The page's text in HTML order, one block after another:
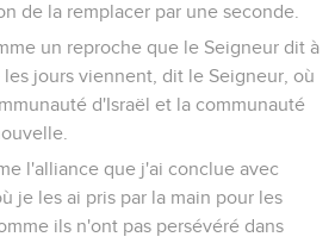
de la remplacer par une seconde.
un reproche que le Seigneur dit à
jours viennent, dit le Seigneur, où
d'Israël et la communauté
l'alliance que j'ai conclue avec
je les ai pris par la main pour les
ils n'ont pas persévéré dans